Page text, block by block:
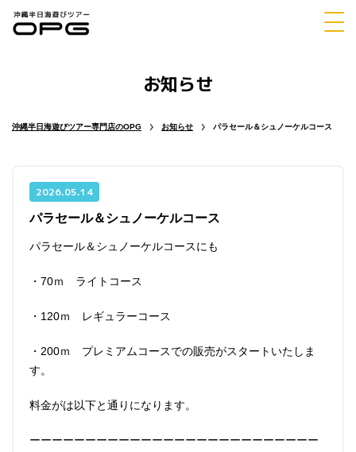
シュノーケリング 体験
マリンスポーツ
チャーター
お知らせ
沖縄半日海遊びツアー専門店のOPG お知らせ パラセール＆シュノーケルコース
2026.05.14
パラセール＆シュノーケルコース
パラセール＆シュノーケルコースにも
・70ｍ ライトコース
・120ｍ レギュラーコース
・200ｍ プレミアムコースでの販売がスタートいたしま
す。
料金がは以下と通りになります。
ーーーーーーーーーーーーーーーーーーーーーーーーーー